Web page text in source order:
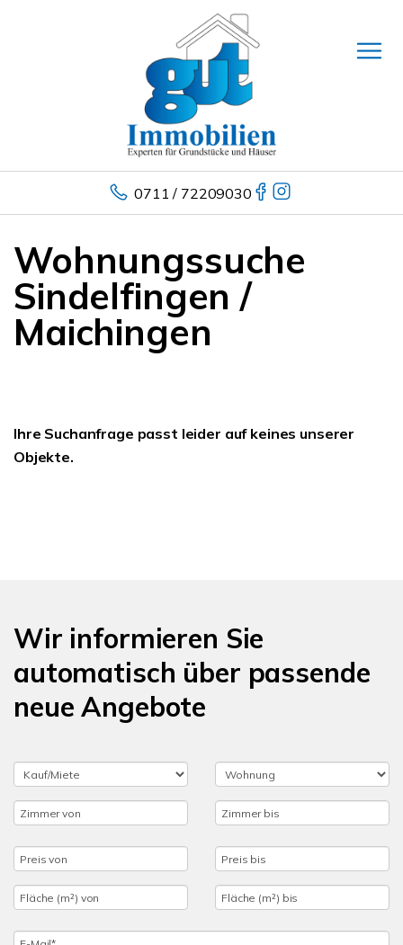
0711 / 72209030
Wohnungssuche
Sindelfingen /
Maichingen
Ihre Suchanfrage passt leider auf keines unserer
Objekte.
Wir informieren Sie
automatisch über passende
neue Angebote